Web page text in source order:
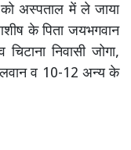
अस्पताल में ले जाया
के पिता जयभगवान
निवासी जोगा,
व 10-12 अन्य के